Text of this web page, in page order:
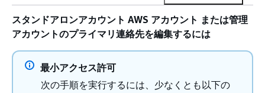
スタンドアロンアカウント AWS アカウント または管理
アカウントのプライマリ連絡先を編集するには
最小アクセス許可
次の手順を実行するには、少なくとも以下の